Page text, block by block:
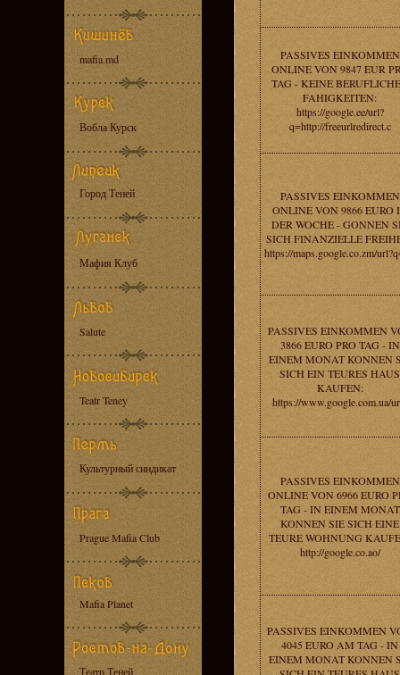
mafia.md
Вобла Курск
Город Теней
Мафия Клуб
Salute
Teatr Teney
Культурный синдикат
Prague Mafia Club
Mafia Planet
Театр Теней
PASSIVES EINKOMMEN
ONLINE VON 9847 EUR
TAG - KEINE
FAHIGKEITEN:
https://google.ee/url?
q=http://freeurlredirect.c
PASSIVES EINKOMMEN
ONLINE VON 9866 EURO
DER WOCHE - GONNEN
SICH FINANZIELLE
https://maps.google.co.zm/
PASSIVES EINKOMMEN
3866 EURO PRO TAG - IN
EINEM MONAT KONNEN
SICH EIN TEURES HAUS
KAUFEN:
https://www.google.com.ua/
PASSIVES EINKOMMEN
ONLINE VON 6966 EURO
TAG - IN EINEM MONAT
KONNEN SIE SICH EINE
TEURE WOHNUNG
http://google.co.ao/
PASSIVES EINKOMMEN
4045 EURO AM TAG - IN
EINEM MONAT KONNEN